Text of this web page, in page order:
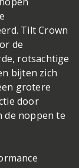
Tilt Crown
de
rotsachtige
bijten zich
grotere
door
de noppen te